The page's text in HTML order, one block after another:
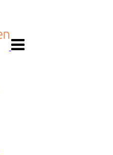
navigasjon